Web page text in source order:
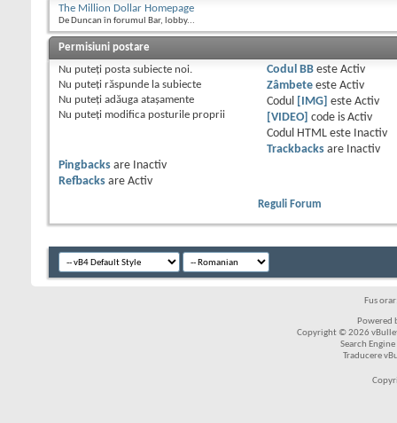
The Million Dollar Homepage
De Duncan în forumul Bar, lobby...
Permisiuni postare
Nu puteţi posta subiecte noi.
Nu puteţi răspunde la subiecte
Nu puteţi adăuga ataşamente
Nu puteţi modifica posturile proprii
Codul BBeste Activ
Zâmbeteeste Activ
Codul
[IMG] este Activ
[VIDEO]
code is Activ
Codul HTML este
Inactiv
Trackbacksare
Inactiv
Pingbacks are
Inactiv
Refbacks are Activ
Reguli Forum
Fus
Powered
Copyright © 2026
Search
Traducere